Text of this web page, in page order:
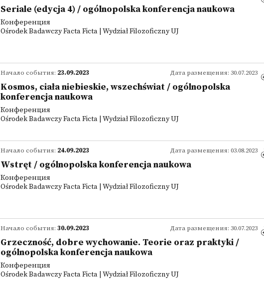
Seriale (edycja 4) / ogólnopolska konferencja naukowa
Конференция
Ośrodek Badawczy Facta Ficta | Wydział Filozoficzny UJ
Дата размещения: 30.07.2023
Начало события: 23.09.2023
Kosmos, ciała niebieskie, wszechświat / ogólnopolska
konferencja naukowa
Конференция
Ośrodek Badawczy Facta Ficta | Wydział Filozoficzny UJ
Дата размещения: 03.08.2023
Начало события: 24.09.2023
Wstręt / ogólnopolska konferencja naukowa
Конференция
Ośrodek Badawczy Facta Ficta | Wydział Filozoficzny UJ
Дата размещения: 30.07.2023
Начало события: 30.09.2023
Grzeczność, dobre wychowanie. Teorie oraz praktyki /
ogólnopolska konferencja naukowa
Конференция
Ośrodek Badawczy Facta Ficta | Wydział Filozoficzny UJ